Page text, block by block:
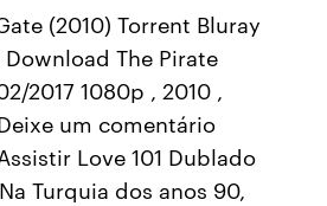
(2010) Torrent Bluray
The Pirate
2017 1080p , 2010 ,
um comentário
Love 101 Dublado
Turquia dos anos 90,